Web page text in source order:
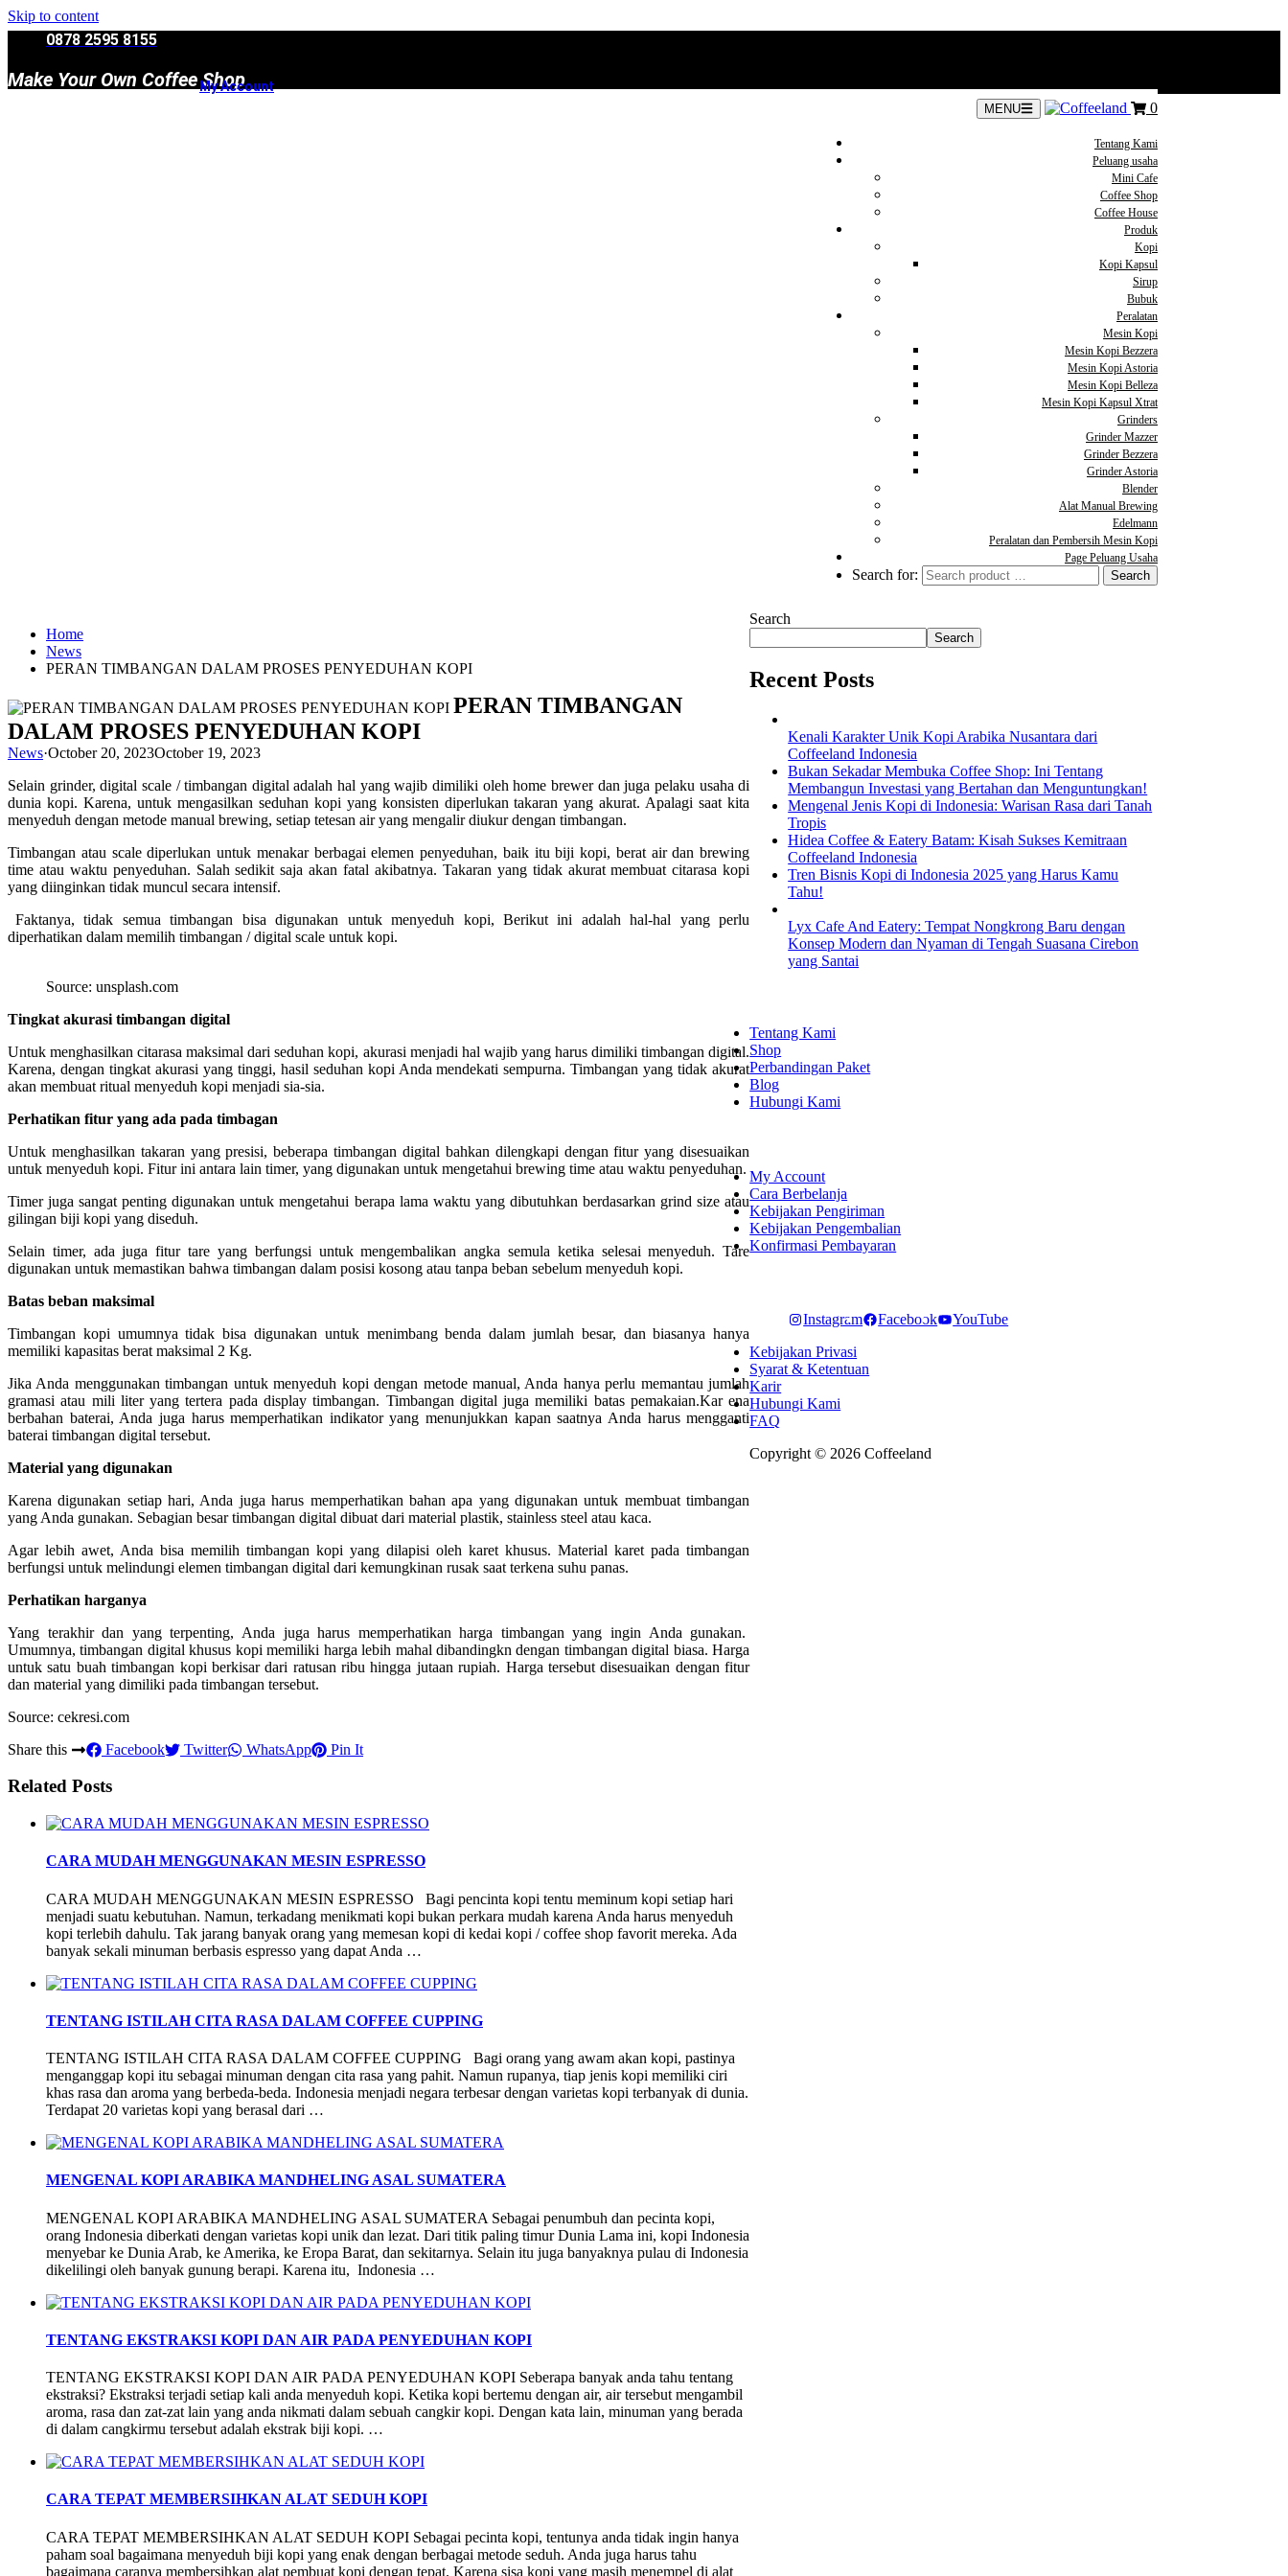
Skip to content
0878 2595 8155
Make Your Own Coffee Shop
My Account
MENU 0
Tentang Kami
Peluang usaha
Mini Cafe
Coffee Shop
Coffee House
Produk
Kopi
Kopi Kapsul
Sirup
Bubuk
Peralatan
Mesin Kopi
Mesin Kopi Bezzera
Mesin Kopi Astoria
Mesin Kopi Belleza
Mesin Kopi Kapsul Xtrat
Grinders
Grinder Mazzer
Grinder Bezzera
Grinder Astoria
Blender
Alat Manual Brewing
Edelmann
Peralatan dan Pembersih Mesin Kopi
Page Peluang Usaha
Search for:
Home
News
PERAN TIMBANGAN DALAM PROSES PENYEDUHAN KOPI
PERAN TIMBANGAN
DALAM PROSES PENYEDUHAN KOPI
News·October 20, 2023October 19, 2023
Selain grinder, digital scale / timbangan digital adalah hal yang wajib dimiliki oleh home brewer dan juga pelaku usaha di
dunia kopi. Karena, untuk mengasilkan seduhan kopi yang konsisten diperlukan takaran yang akurat. Apalagi saat kita
menyeduh dengan metode manual brewing, setiap tetesan air yang mengalir diukur dengan timbangan.
Timbangan atau scale diperlukan untuk menakar berbagai elemen penyeduhan, baik itu biji kopi, berat air dan brewing
time atau waktu penyeduhan. Salah sedikit saja akan fatal akibatnya. Takaran yang tidak akurat membuat citarasa kopi
yang diinginkan tidak muncul secara intensif.
Faktanya, tidak semua timbangan bisa digunakan untuk menyeduh kopi, Berikut ini adalah hal-hal yang perlu
diperhatikan dalam memilih timbangan / digital scale untuk kopi.
Source: unsplash.com
Tingkat akurasi timbangan digital
Untuk menghasilkan citarasa maksimal dari seduhan kopi, akurasi menjadi hal wajib yang harus dimiliki timbangan digital.
Karena, dengan tingkat akurasi yang tinggi, hasil seduhan kopi Anda mendekati sempurna. Timbangan yang tidak akurat
akan membuat ritual menyeduh kopi menjadi sia-sia.
Perhatikan fitur yang ada pada timbagan
Untuk menghasilkan takaran yang presisi, beberapa timbangan digital bahkan dilengkapi dengan fitur yang disesuaikan
untuk menyeduh kopi. Fitur ini antara lain timer, yang digunakan untuk mengetahui brewing time atau waktu penyeduhan.
Timer juga sangat penting digunakan untuk mengetahui berapa lama waktu yang dibutuhkan berdasarkan grind size atau
gilingan biji kopi yang diseduh.
Selain timer, ada juga fitur tare yang berfungsi untuk mengembalikan angka semula ketika selesai menyeduh. Tare
digunakan untuk memastikan bahwa timbangan dalam posisi kosong atau tanpa beban sebelum menyeduh kopi.
Batas beban maksimal
Timbangan kopi umumnya tidak bisa digunakan untuk menimbang benda dalam jumlah besar, dan biasanya hanya
memiliki kapasitas berat maksimal 2 Kg.
Jika Anda menggunakan timbangan untuk menyeduh kopi dengan metode manual, Anda hanya perlu memantau jumlah
gramasi atau mili liter yang tertera pada display timbangan. Timbangan digital juga memiliki batas pemakaian.Kar ena
berbahan baterai, Anda juga harus memperhatikan indikator yang menunjukkan kapan saatnya Anda harus mengganti
baterai timbangan digital tersebut.
Material yang digunakan
Karena digunakan setiap hari, Anda juga harus memperhatikan bahan apa yang digunakan untuk membuat timbangan
yang Anda gunakan. Sebagian besar timbangan digital dibuat dari material plastik, stainless steel atau kaca.
Agar lebih awet, Anda bisa memilih timbangan kopi yang dilapisi oleh karet khusus. Material karet pada timbangan
berfungsi untuk melindungi elemen timbangan digital dari kemungkinan rusak saat terkena suhu panas.
Perhatikan harganya
Yang terakhir dan yang terpenting, Anda juga harus memperhatikan harga timbangan yang ingin Anda gunakan.
Umumnya, timbangan digital khusus kopi memiliki harga lebih mahal dibandingkn dengan timbangan digital biasa. Harga
untuk satu buah timbangan kopi berkisar dari ratusan ribu hingga jutaan rupiah. Harga tersebut disesuaikan dengan fitur
dan material yang dimiliki pada timbangan tersebut.
Source: cekresi.com
Share this
Facebook Twitter WhatsApp Pin It
Related Posts
CARA MUDAH MENGGUNAKAN MESIN ESPRESSO
CARA MUDAH MENGGUNAKAN MESIN ESPRESSO Bagi pencinta kopi tentu meminum kopi setiap hari
menjadi suatu kebutuhan. Namun, terkadang menikmati kopi bukan perkara mudah karena Anda harus menyeduh
kopi terlebih dahulu. Tak jarang banyak orang yang memesan kopi di kedai kopi / coffee shop favorit mereka. Ada
banyak sekali minuman berbasis espresso yang dapat Anda …
TENTANG ISTILAH CITA RASA DALAM COFFEE CUPPING
TENTANG ISTILAH CITA RASA DALAM COFFEE CUPPING Bagi orang yang awam akan kopi, pastinya
menganggap kopi itu sebagai minuman dengan cita rasa yang pahit. Namun rupanya, tiap jenis kopi memiliki ciri
khas rasa dan aroma yang berbeda-beda. Indonesia menjadi negara terbesar dengan varietas kopi terbanyak di dunia.
Terdapat 20 varietas kopi yang berasal dari …
MENGENAL KOPI ARABIKA MANDHELING ASAL SUMATERA
MENGENAL KOPI ARABIKA MANDHELING ASAL SUMATERA Sebagai penumbuh dan pecinta kopi,
orang Indonesia diberkati dengan varietas kopi unik dan lezat. Dari titik paling timur Dunia Lama ini, kopi Indonesia
menyebar ke Dunia Arab, ke Amerika, ke Eropa Barat, dan sekitarnya. Selain itu juga banyaknya pulau di Indonesia
dikelilingi oleh banyak gunung berapi. Karena itu, Indonesia …
TENTANG EKSTRAKSI KOPI DAN AIR PADA PENYEDUHAN KOPI
TENTANG EKSTRAKSI KOPI DAN AIR PADA PENYEDUHAN KOPI Seberapa banyak anda tahu tentang
ekstraksi? Ekstraksi terjadi setiap kali anda menyeduh kopi. Ketika kopi bertemu dengan air, air tersebut mengambil
aroma, rasa dan zat-zat lain yang anda nikmati dalam sebuah cangkir kopi. Dengan kata lain, minuman yang berada
di dalam cangkirmu tersebut adalah ekstrak biji kopi. …
CARA TEPAT MEMBERSIHKAN ALAT SEDUH KOPI
CARA TEPAT MEMBERSIHKAN ALAT SEDUH KOPI Sebagai pecinta kopi, tentunya anda tidak ingin hanya
paham soal bagaimana menyeduh biji kopi yang enak dengan berbagai metode seduh. Anda juga harus tahu
bagaimana caranya membersihkan alat pembuat kopi dengan tepat. Karena sisa kopi yang masih menempel di alat
Search
Search
Recent Posts
Kenali Karakter Unik Kopi Arabika Nusantara dari
Coffeeland Indonesia
Bukan Sekadar Membuka Coffee Shop: Ini Tentang
Membangun Investasi yang Bertahan dan Menguntungkan!
Mengenal Jenis Kopi di Indonesia: Warisan Rasa dari Tanah
Tropis
Hidea Coffee & Eatery Batam: Kisah Sukses Kemitraan
Coffeeland Indonesia
Tren Bisnis Kopi di Indonesia 2025 yang Harus Kamu
Tahu!
Lyx Cafe And Eatery: Tempat Nongkrong Baru dengan
Konsep Modern dan Nyaman di Tengah Suasana Cirebon
yang Santai
Tentang Kami
Shop
Perbandingan Paket
Blog
Hubungi Kami
My Account
Cara Berbelanja
Kebijakan Pengiriman
Kebijakan Pengembalian
Konfirmasi Pembayaran
Instagram Facebook
YouTube
Kebijakan Privasi
Syarat & Ketentuan
Karir
Hubungi Kami
FAQ
Copyright © 2026 Coffeeland